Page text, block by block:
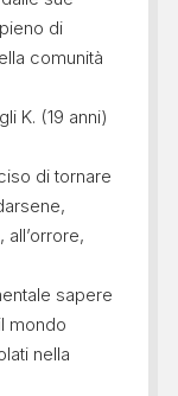
di
comunità
K. (19 anni)
di tornare
sapere
mondo
nella